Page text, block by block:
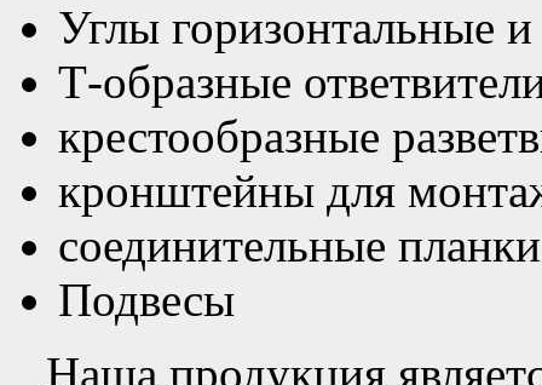
Углы горизонтальные
Т-образные
крестообразные
кронштейны для
соединительные
Подвесы
Наша продукция